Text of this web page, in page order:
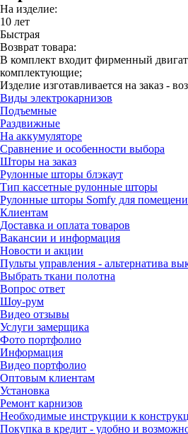
На изделие:
10 лет
Быстрая
Возврат товара:
В комплект входит фирменный
комплектующие;
Изделие изготавливается на заказ -
Виды электрокарнизов
Подъемные
Раздвижные
На аккумуляторе
Сравнение и особенности выбора
Шторы на заказ
Рулонные шторы блэкаут
Тип кассетные рулонные шторы
Рулонные шторы Somfy для
Клиентам
Доставка и оплата товаров
Вакансии и информация
Новости и акции
Пульты управления - альтернатива
Выбрать ткани полотна
Вопрос ответ
Шоу-рум
Видео отзывы
Услуги замерщика
Фото портфолио
Информация
Видео портфолио
Оптовым клиентам
Установка
Ремонт карнизов
Необходимые инструкции к
Покупка в кредит - удобно и